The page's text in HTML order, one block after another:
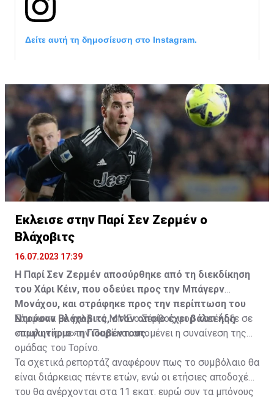
Δείτε αυτή τη δημοσίευση στο Instagram.
Η δημοσίευση κοινοποιήθηκε από το χρήστη サンフレッチェ
Έκλεισε στην Παρί Σεν Ζερμέν ο
Βλάχοβιτς
16.07.2023 17:39
Η Παρί Σεν Ζερμέν αποσύρθηκε από τη διεκδίκηση
του Χάρι Κέιν, που οδεύει προς την Μπάγερν
Μονάχου, και στράφηκε προς την περίπτωση του
Ντούσαν Βλάχοβιτς, στον οποίο έχει βάλει ήδη
«πωλητήριο» η Γιουβέντους.
Σύμφωνα με γαλλικά ΜΜΕ ο Σέρβος φορ κατέληξε σε
συμφωνία με την Παρί και απομένει η συναίνεση της
ομάδας του Τορίνο.
Τα σχετικά ρεπορτάζ αναφέρουν πως το συμβόλαιο θα
είναι διάρκειας πέντε ετών, ενώ οι ετήσιες αποδοχές
του θα ανέρχονται στα 11 εκατ. ευρώ συν τα μπόνους